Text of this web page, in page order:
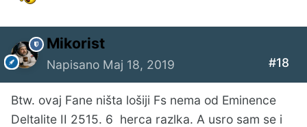
Mikorist
Napisano Maj 18, 2019 #18
Btw. ovaj Fane ništa lošiji Fs nema od Eminence
Deltalite II 2515. 6 herca razlka. A usro sam se i